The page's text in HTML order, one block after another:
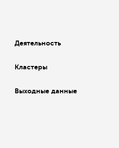
Деятельность
Кластеры
Выходные данные